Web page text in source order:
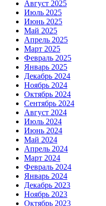
Август 2025
Июль 2025
Июнь 2025
Май 2025
Апрель 2025
Март 2025
Февраль 2025
Январь 2025
Декабрь 2024
Ноябрь 2024
Октябрь 2024
Сентябрь 2024
Август 2024
Июль 2024
Июнь 2024
Май 2024
Апрель 2024
Март 2024
Февраль 2024
Январь 2024
Декабрь 2023
Ноябрь 2023
Октябрь 2023